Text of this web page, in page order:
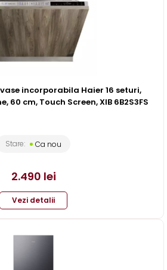
incorporabila Haier 16 seturi,
60 cm, Touch Screen, XIB 6B2S3FS
Stare: Ca nou
2.490 lei
Vezi detalii